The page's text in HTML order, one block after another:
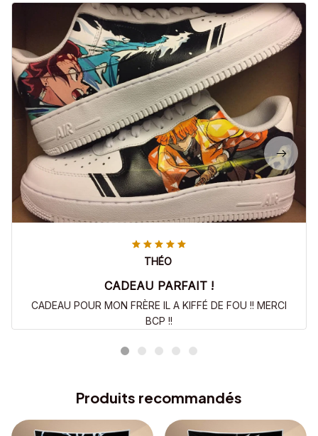
THÉO
CADEAU PARFAIT !
CADEAU POUR MON FRÈRE IL A KIFFÉ DE FOU !! MERCI
BCP !!
Produits recommandés